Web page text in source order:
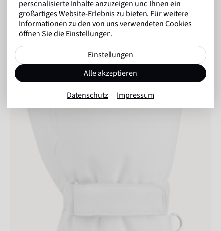
personalisierte Inhalte anzuzeigen und Ihnen ein
großartiges Website-Erlebnis zu bieten. Für weitere
Informationen zu den von uns verwendeten Cookies
öffnen Sie die Einstellungen.
Einstellungen
Alle akzeptieren
Datenschutz Impressum